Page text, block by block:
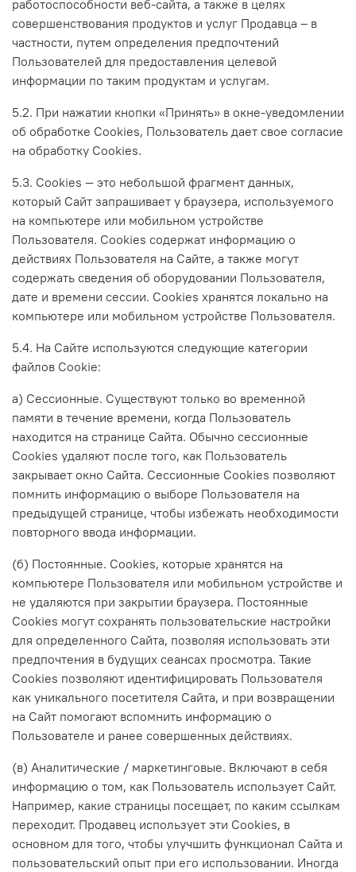
работоспособности веб-сайта, а также в целях
совершенствования продуктов и услуг Продавца – в
частности, путем определения предпочтений
Пользователей для предоставления целевой
информации по таким продуктам и услугам.
5.2. При нажатии кнопки «Принять» в окне-уведомлении
об обработке Cookies, Пользователь дает свое согласие
на обработку Сookies.
5.3. Сookies — это небольшой фрагмент данных,
который Сайт запрашивает у браузера, используемого
на компьютере или мобильном устройстве
Пользователя. Cookies содержат информацию о
действиях Пользователя на Сайте, а также могут
содержать сведения об оборудовании Пользователя,
дате и времени сессии. Сookies хранятся локально на
компьютере или мобильном устройстве Пользователя.
5.4. На Сайте используются следующие категории
файлов Cookie:
а) Сессионные. Существуют только во временной
памяти в течение времени, когда Пользователь
находится на странице Сайта. Обычно сессионные
Cookies удаляют после того, как Пользователь
закрывает окно Сайта. Сессионные Cookies позволяют
помнить информацию о выборе Пользователя на
предыдущей странице, чтобы избежать необходимости
повторного ввода информации.
(б) Постоянные. Сookies, которые хранятся на
компьютере Пользователя или мобильном устройстве и
не удаляются при закрытии браузера. Постоянные
Сookies могут сохранять пользовательские настройки
для определенного Сайта, позволяя использовать эти
предпочтения в будущих сеансах просмотра. Такие
Cookies позволяют идентифицировать Пользователя
как уникального посетителя Сайта, и при возвращении
на Сайт помогают вспомнить информацию о
Пользователе и ранее совершенных действиях.
(в) Аналитические / маркетинговые. Включают в себя
информацию о том, как Пользователь использует Сайт.
Например, какие страницы посещает, по каким ссылкам
переходит. Продавец использует эти Cookies, в
основном для того, чтобы улучшить функционал Сайта и
пользовательский опыт при его использовании. Иногда